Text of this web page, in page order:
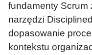
fundamenty Scrum
narzędzi
dopasowanie
kontekstu